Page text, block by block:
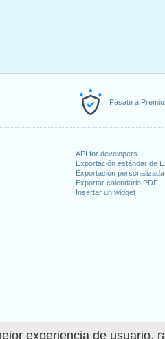
experiencia de usuario,
Pásate a
API for developers
Exportación estándar de
Exportación
Exportar calendario PDF
Insertar un widget